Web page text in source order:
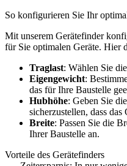
So konfigurieren Sie Ihr
Mit unserem Gerätefinder
für Sie optimalen Geräte. Hier
Traglast: Wählen Sie
Eigengewicht:
das für Ihre Baustelle
Hubhöhe: Geben Sie
sicherzustellen, dass
Breite: Passen Sie die
Ihrer Baustelle an.
Vorteile des Gerätefinders